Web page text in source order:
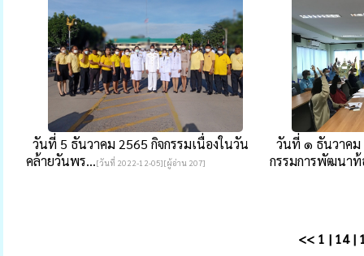
วันที่ 5 ธันวาคม 2565 กิจกรรมเนื่องในวัน
คล้ายวันพร...[วันที่ 2022-12-05][ผู้อ่าน 207]
วันที่ ๑ ธันวาค
กรรมการพัฒนาท้
<< 1 | 14|